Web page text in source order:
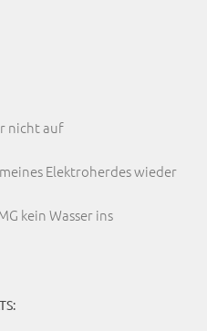
nicht auf
Elektroherdes wieder
kein Wasser ins